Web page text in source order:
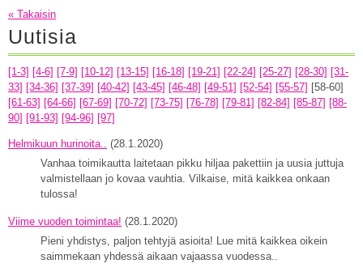
« Takaisin
Uutisia
[1-3] [4-6] [7-9] [10-12] [13-15] [16-18] [19-21] [22-24] [25-27] [28-30] [31-
33] [34-36] [37-39] [40-42] [43-45] [46-48] [49-51] [52-54] [55-57] [58-60]
[61-63] [64-66] [67-69] [70-72] [73-75] [76-78] [79-81] [82-84] [85-87] [88-
90] [91-93] [94-96] [97]
Helmikuun hurinoita.. (28.1.2020)
Vanhaa toimikautta laitetaan pikku hiljaa pakettiin ja uusia juttuja
valmistellaan jo kovaa vauhtia. Vilkaise, mitä kaikkea onkaan
tulossa!
Viime vuoden toimintaa! (28.1.2020)
Pieni yhdistys, paljon tehtyjä asioita! Lue mitä kaikkea oikein
saimmekaan yhdessä aikaan vajaassa vuodessa..